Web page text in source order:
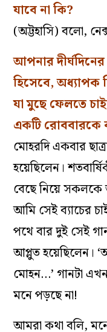
যাবে না কি?
(অট্টহাসি) বলো,
আপনার
হিসেবে, অধ্যাপক
যা মুছে ফেলতে
একটি রোববারকে
মোহরদি একবার
হয়েছিলেন।
বেছে নিয়ে সকলকে
আমি সেই ব্যাচের
পথে বার দুই সেই
আপ্লুত হয়েছিলেন।
মোহন…’ গানটা
মনে পড়ছে না!
আমরা কথা বলি,